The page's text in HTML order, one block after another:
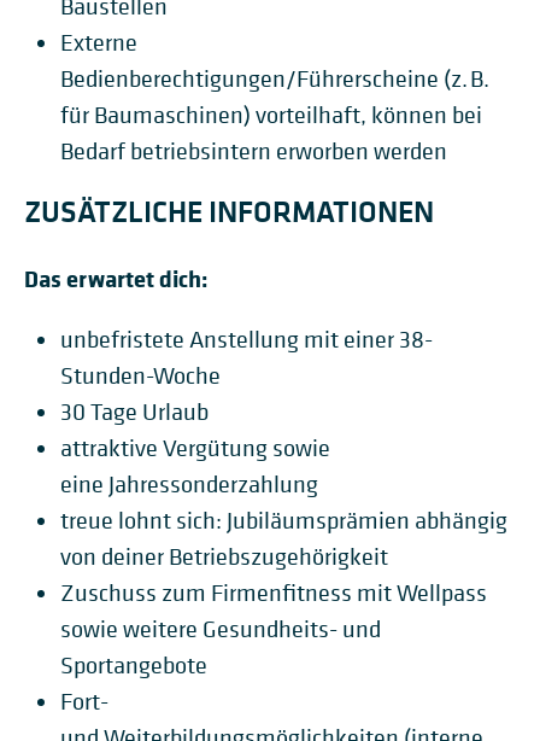
Baustellen
Externe
Bedienberechtigungen/Führerscheine (z. B.
für Baumaschinen) vorteilhaft, können bei
Bedarf betriebsintern erworben werden
ZUSÄTZLICHE INFORMATIONEN
Das erwartet dich:
unbefristete Anstellung mit einer 38-
Stunden-Woche
30 Tage Urlaub
attraktive Vergütung sowie
eine Jahressonderzahlung
treue lohnt sich: Jubiläumsprämien abhängig
von deiner Betriebszugehörigkeit
Zuschuss zum Firmenfitness mit Wellpass
sowie weitere Gesundheits- und
Sportangebote
Fort-